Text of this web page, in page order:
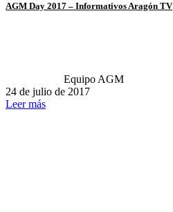
AGM Day 2017 – Informativos Aragón TV
Equipo AGM
24 de julio de 2017
Leer más